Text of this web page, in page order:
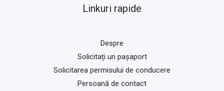
Linkuri rapide
Despre
Solicitați un pașaport
Solicitarea permisului de conducere
Persoană de contact